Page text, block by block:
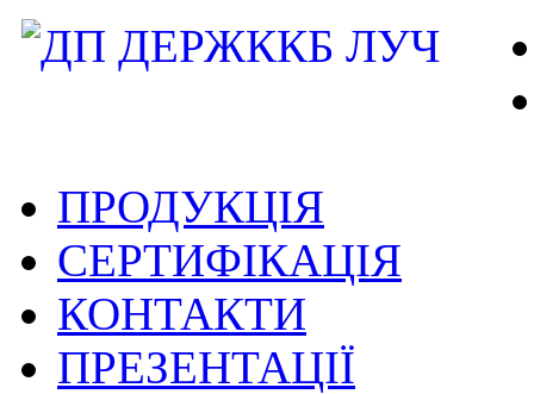
ПРОДУКЦІЯ
СЕРТИФІКАЦІЯ
КОНТАКТИ
ПРЕЗЕНТАЦІЇ